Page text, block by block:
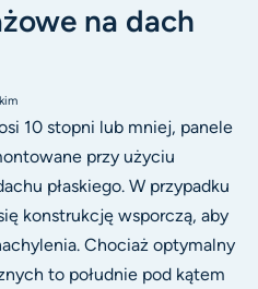
na dach
10 stopni lub mniej, panele
przy użyciu
płaskiego. W przypadku
konstrukcję wsporczą, aby
Chociaż optymalny
to południe pod kątem